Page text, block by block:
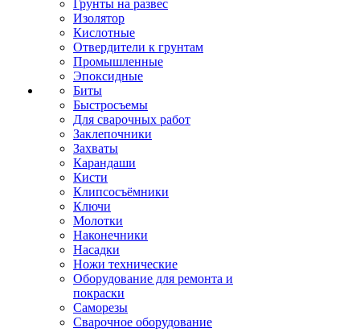
Грунты на развес
Изолятор
Кислотные
Отвердители к грунтам
Промышленные
Эпоксидные
Биты
Быстросъемы
Для сварочных работ
Заклепочники
Захваты
Карандаши
Кисти
Клипсосъёмники
Ключи
Молотки
Наконечники
Насадки
Ножи технические
Оборудование для ремонта и
покраски
Саморезы
Сварочное оборудование